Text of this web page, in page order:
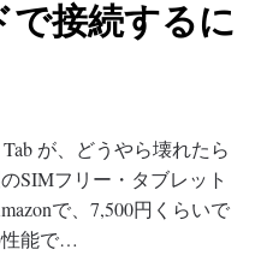
接続するに
が、どうやら壊れたら
SIMフリー・タブレット
で、7,500円くらいで
性能で…